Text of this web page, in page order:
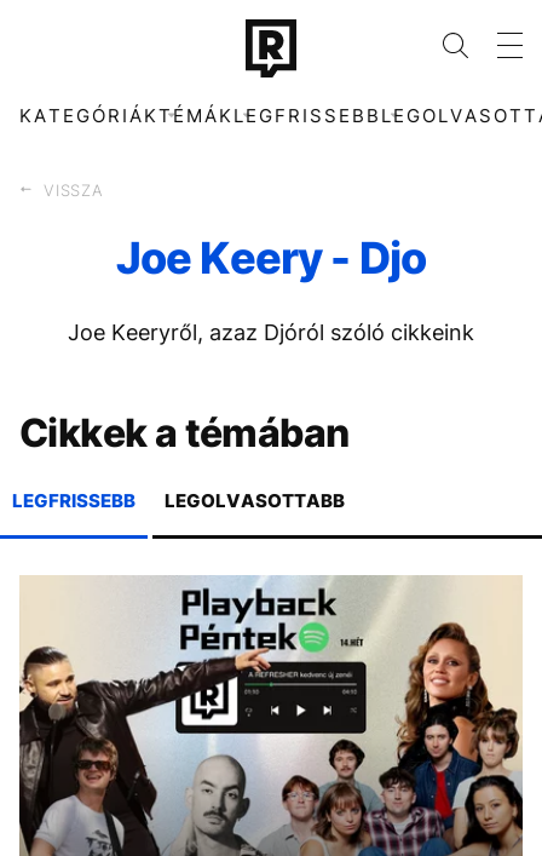
KATEGÓRIÁKTÉMÁKLEGFRISSEBB
DIVAT
FILM + SOROZAT TECH-TUDOMÁNY
SPORT TÁRSADALOM
DESIGN
BESZÉLGETÉSEK ARCOK
VIDEÓ TÖRTÉNETEK
GASZTRO
TIKTOK
CELEB MAJKA
MTVA DUNA
VISSZA
Joe Keery - Djo
Joe Keeryről, azaz Djóról szóló cikkeink
Cikkek a témában
LEGFRISSEBB LEGOLVASOTTABB